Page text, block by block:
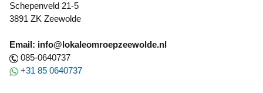
Schepenveld 21-5
3891 ZK Zeewolde
Email: info@lokaleomroepzeewolde.nl
085-0640737
+31 85 0640737